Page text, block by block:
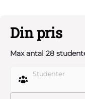
Din pris
Max antal 28
Studenter